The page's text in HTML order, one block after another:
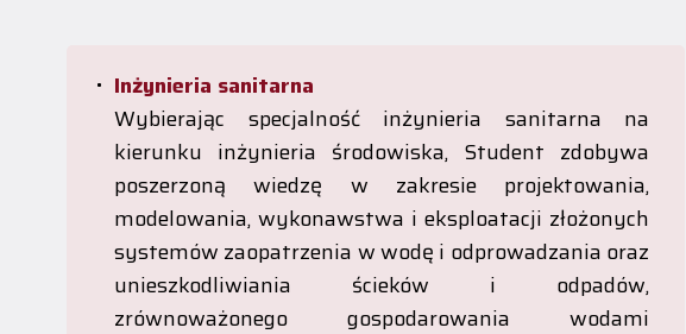
Inżynieria sanitarna
Wybierając specjalność inżynieria sanitarna na
kierunku inżynieria środowiska, Student zdobywa
poszerzoną wiedzę w zakresie projektowania,
modelowania, wykonawstwa i eksploatacji złożonych
systemów zaopatrzenia w wodę i odprowadzania oraz
unieszkodliwiania ścieków i odpadów,
zrównoważonego gospodarowania wodami